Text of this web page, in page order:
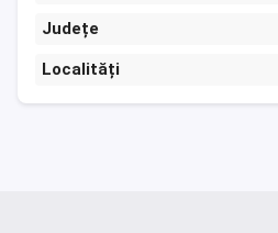
Județe
Localități